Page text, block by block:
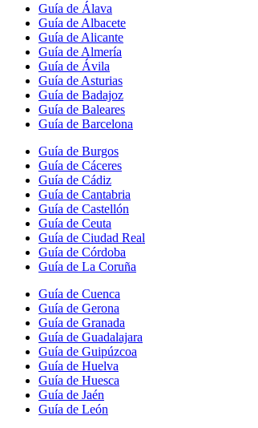
Guía de Álava
Guía de Albacete
Guía de Alicante
Guía de Almería
Guía de Ávila
Guía de Asturias
Guía de Badajoz
Guía de Baleares
Guía de Barcelona
Guía de Burgos
Guía de Cáceres
Guía de Cádiz
Guía de Cantabria
Guía de Castellón
Guía de Ceuta
Guía de Ciudad Real
Guía de Córdoba
Guía de La Coruña
Guía de Cuenca
Guía de Gerona
Guía de Granada
Guía de Guadalajara
Guía de Guipúzcoa
Guía de Huelva
Guía de Huesca
Guía de Jaén
Guía de León